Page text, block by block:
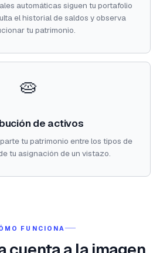
automáticas siguen tu portafolio
el historial de saldos y observa
tu patrimonio.
🥧
de activos
tu patrimonio entre los tipos de
tu asignación de un vistazo.
FUNCIONA